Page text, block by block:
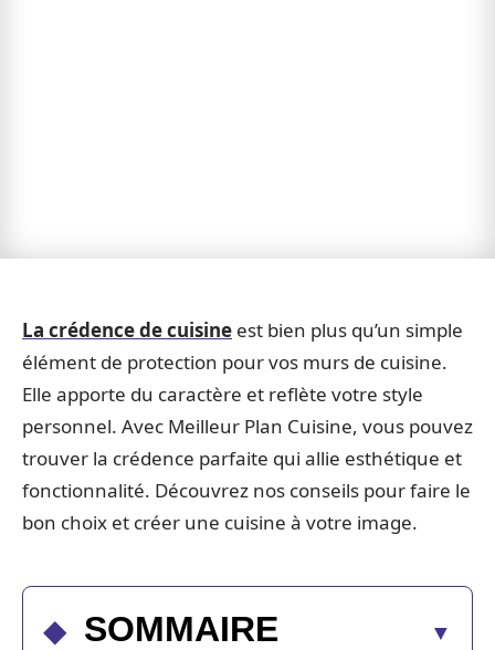
La crédence de cuisine est bien plus qu’un simple
élément de protection pour vos murs de cuisine.
Elle apporte du caractère et reflète votre style
personnel. Avec Meilleur Plan Cuisine, vous pouvez
trouver la crédence parfaite qui allie esthétique et
fonctionnalité. Découvrez nos conseils pour faire le
bon choix et créer une cuisine à votre image.
SOMMAIRE